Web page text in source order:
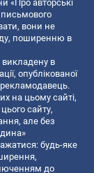
«Про авторські
письмового
вони не
поширенню в
викладену в
опублікованої
рекламодавець.
на цьому сайті,
сайту,
але без
будь-яке
до